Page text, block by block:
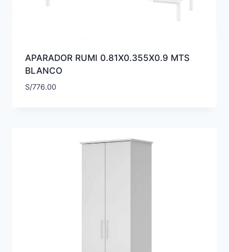
APARADOR RUMI 0.81X0.355X0.9 MTS
BLANCO
S/776.00